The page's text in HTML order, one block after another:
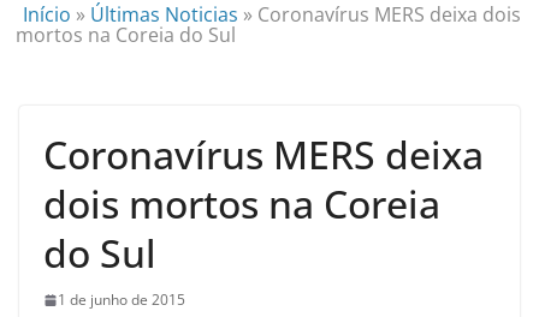
Início » Últimas Noticias » Coronavírus MERS deixa dois
mortos na Coreia do Sul
Coronavírus MERS deixa
dois mortos na Coreia
do Sul
1 de junho de 2015